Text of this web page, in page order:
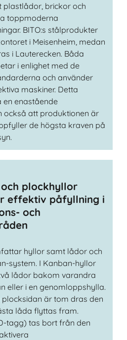
plastlådor, brickor och
toppmoderna
BITO:s stålprodukter
i Meisenheim, medan
i Lauterecken. Båda
i enlighet med de
och använder
maskiner. Detta
enastående
också att produktionen är
de högsta kraven på
plockhyllor
effektiv påfyllning i
och
hyllor samt lådor och
system. I Kanban-hyllor
lådor bakom varandra
eller i en genomloppshylla.
är tom dras den
låda flyttas fram.
tagg) tas bort från den